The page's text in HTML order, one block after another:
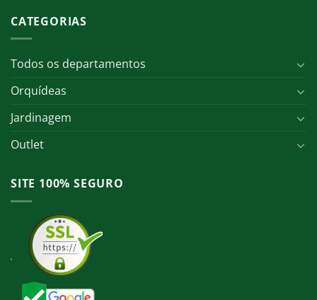
CATEGORIAS
Todos os departamentos
Orquídeas
Jardinagem
Outlet
SITE 100% SEGURO